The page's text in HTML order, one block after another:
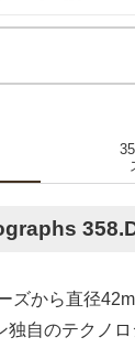
ズから直径
独自のテクノ